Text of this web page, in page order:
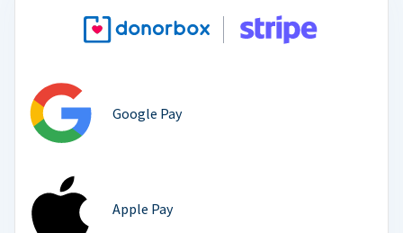
Google Pay
Apple Pay